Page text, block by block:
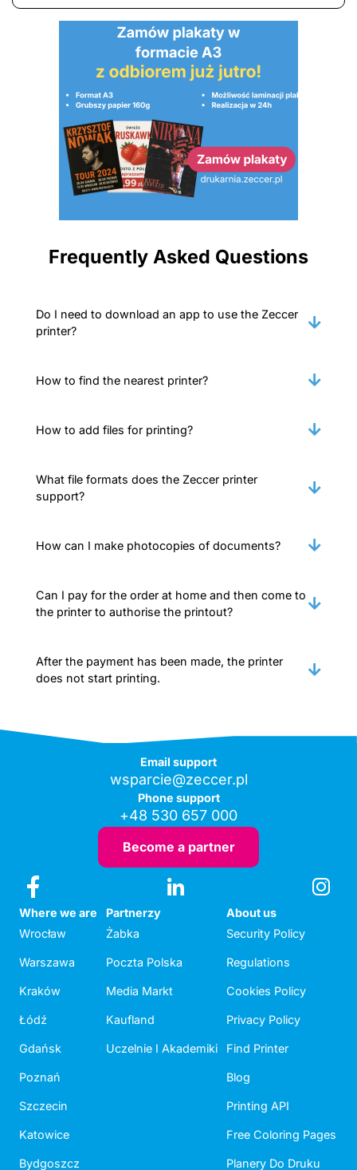
Frequently Asked Questions
Do I need to download an app to use the Zeccer
printer?
How to find the nearest printer?
How to add files for printing?
What file formats does the Zeccer printer
support?
How can I make photocopies of documents?
Can I pay for the order at home and then come to
the printer to authorise the printout?
After the payment has been made, the printer
does not start printing.
Email support
wsparcie@zeccer.pl
Phone support
+48 530 657 000
Become a partner
Where we are
Wrocław
Warszawa
Kraków
Łódź
Gdańsk
Poznań
Szczecin
Katowice
Bydgoszcz
Partnerzy
Żabka
Poczta Polska
Media Markt
Kaufland
Uczelnie I Akademiki
About us
Security Policy
Regulations
Cookies Policy
Privacy Policy
Find Printer
Blog
Printing API
Free Coloring Pages
Planery Do Druku